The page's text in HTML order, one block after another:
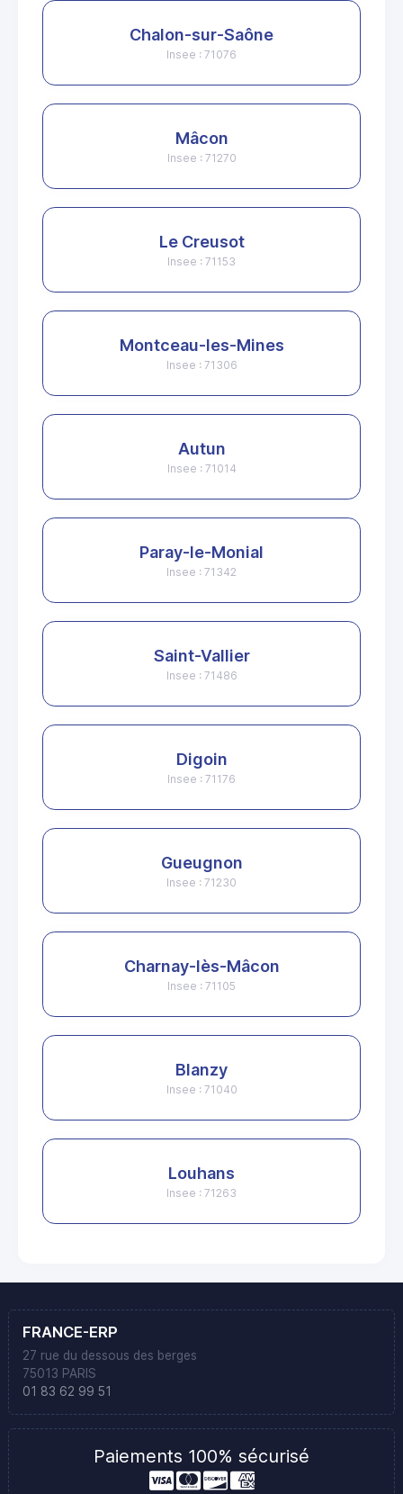
Chalon-sur-Saône
Insee : 71076
Mâcon
Insee : 71270
Le Creusot
Insee : 71153
Montceau-les-Mines
Insee : 71306
Autun
Insee : 71014
Paray-le-Monial
Insee : 71342
Saint-Vallier
Insee : 71486
Digoin
Insee : 71176
Gueugnon
Insee : 71230
Charnay-lès-Mâcon
Insee : 71105
Blanzy
Insee : 71040
Louhans
Insee : 71263
FRANCE-ERP
27 rue du dessous des berges
75013 PARIS
01 83 62 99 51
Paiements 100% sécurisé